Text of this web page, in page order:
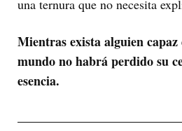
una ternura que no necesita
Mientras exista alguien
mundo no habrá perdido su
esencia.